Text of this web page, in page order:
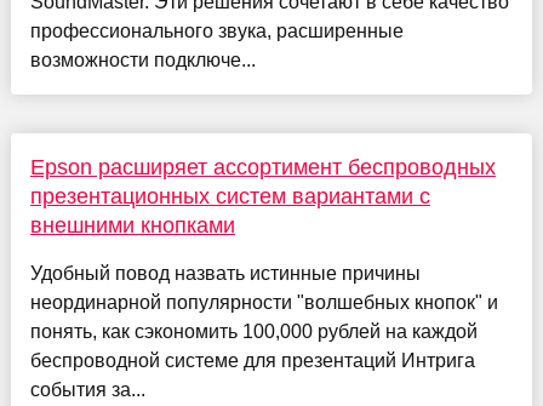
профессионального звука, расширенные
возможности подключе...
Epson расширяет ассортимент беспроводных
презентационных систем вариантами с
внешними кнопками
Удобный повод назвать истинные причины
неординарной популярности "волшебных кнопок" и
понять, как сэкономить 100,000 рублей на каждой
беспроводной системе для презентаций Интрига
события за...